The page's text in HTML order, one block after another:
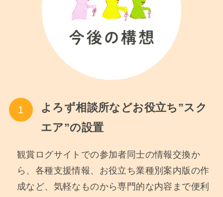
よろず相談所などお役立ち”スク
エア”の設置
観賞ログサイトでの参加者同士の情報交換か
ら、各種支援情報、お役立ち業種別案内版の作
成など、気軽なものから専門的な内容まで便利